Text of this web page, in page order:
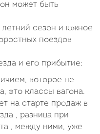
может быть
сезон и южное
поездов
и его прибытие;
которое не
это классы вагона.
на старте продаж в
, разница при
, между ними, уже